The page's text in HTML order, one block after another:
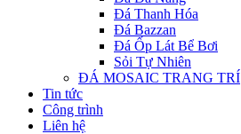
Đá Thanh Hóa
Đá Bazzan
Đá Ốp Lát Bể Bơi
Sỏi Tự Nhiên
ĐÁ MOSAIC TRANG TRÍ
Tin tức
Công trình
Liên hệ